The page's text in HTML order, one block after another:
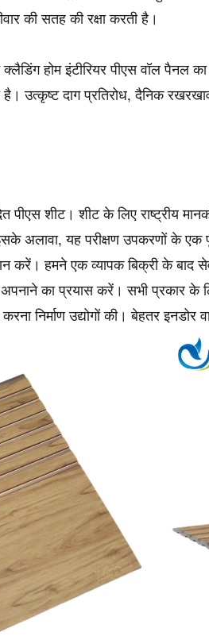
की सतह की रक्षा करती है।
होम इंटीरियर पीएस वॉल पैनल
है। उत्कृष्ट दाग प्रतिरोध, दैनिक
पीएस शीट। शीट के लिए राष्ट्रीय
अलावा, यह परीक्षण उपकरणों के
करें। हमने एक व्यापक बिक्री के बाद
का प्रयास करें। सभी प्रकार के
निर्माण उद्योगों की। बेहतर इनडोर